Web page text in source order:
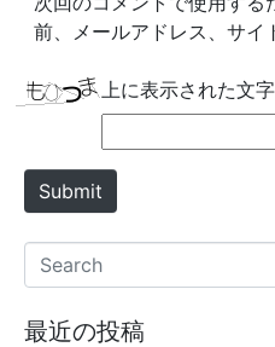
e
前、メールアドレス、サイ
上に表示された文
Submit
最近の投稿